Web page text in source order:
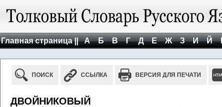
Главная страница || А Б В Г Д Е Ж З И Й
ПОИСК ССЫЛКА ВЕРСИЯ ДЛЯ ПЕЧАТИ
ДВОЙНИКОВЫЙ